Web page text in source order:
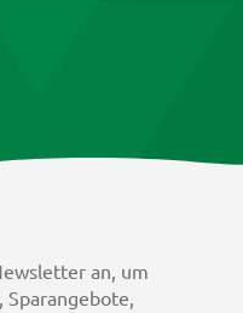
an, um